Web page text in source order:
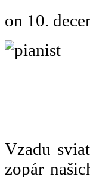
on 10.
Vzadu
zopár